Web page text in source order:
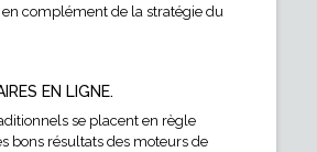
complément de la stratégie du
EN LIGNE.
se placent en règle
bons résultats des moteurs de